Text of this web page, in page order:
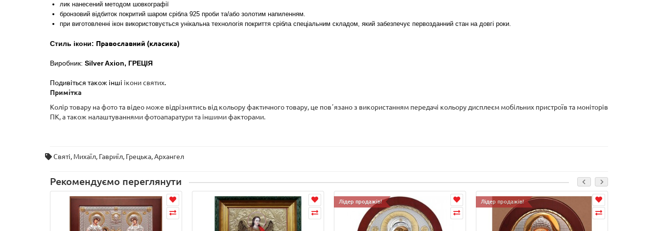
лик нанесений методом шовкографії
бронзовий відбиток покритий шаром срібла 925 проби та/або золотим напиленням.
при виготовленні ікон використовується унікальна технологія покриття срібласпеціальним складом, який забезпечує первозданний стан на довгі роки.
Стиль ікони: Православний (класика)
Виробник: Silver Axion, ГРЕЦІЯ
Подивіться також інші ікони святих.
Примітка
Колір товару на фото та відео може відрізнятись від кольору фактичного товару, це повʼязано з використанням передачі кольору дисплеєм мобільних пристроїв та моніторів
ПК, а також налаштуваннями фотоапаратури та іншими факторами.
Святі, Михаїл, Гавриїл, Грецька,Архангел
Рекомендуємо переглянути
Лідер продажів! Лідер продажів!